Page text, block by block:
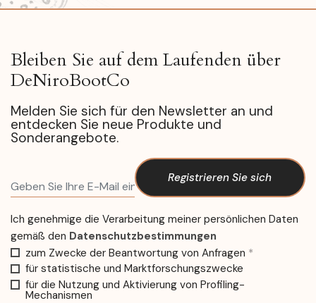
Bleiben Sie auf dem Laufenden über
DeNiroBootCo
Melden Sie sich für den Newsletter an und
entdecken Sie neue Produkte und
Sonderangebote.
Registrieren Sie sich
Ich genehmige die Verarbeitung meiner persönlichen Daten
gemäß den Datenschutzbestimmungen
zum Zwecke der Beantwortung von Anfragen *
für statistische und Marktforschungszwecke
für die Nutzung und Aktivierung von Profiling-
Mechanismen